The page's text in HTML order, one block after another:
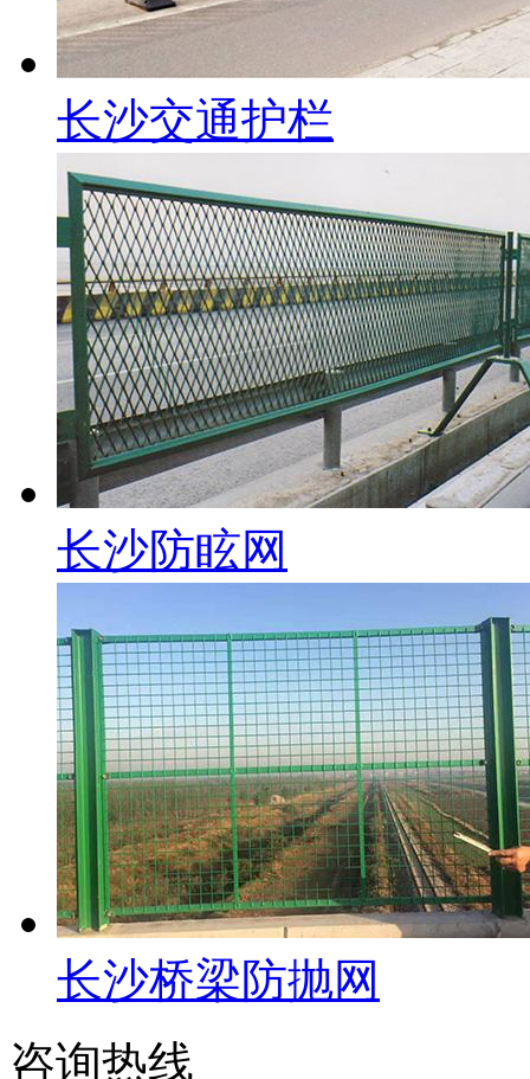
长沙交通护栏
长沙防眩网
长沙桥梁防抛网
咨询热线